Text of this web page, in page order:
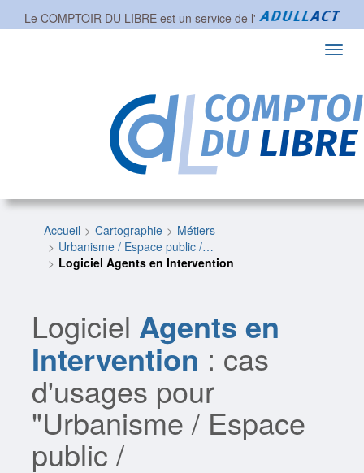
Le COMPTOIR DU LIBRE est un service de l'
Accueil Cartographie
Métiers
Urbanisme / Espace public /…
Logiciel Agents en Intervention
Logiciel Agents en
Intervention : cas
d'usages pour
"Urbanisme / Espace
public /